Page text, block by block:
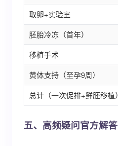
取卵+实验室
胚胎冷冻（首年）
移植手术
黄体支持（至孕9周）
总计（一次促排+鲜胚移植）
五、高频疑问官方解答